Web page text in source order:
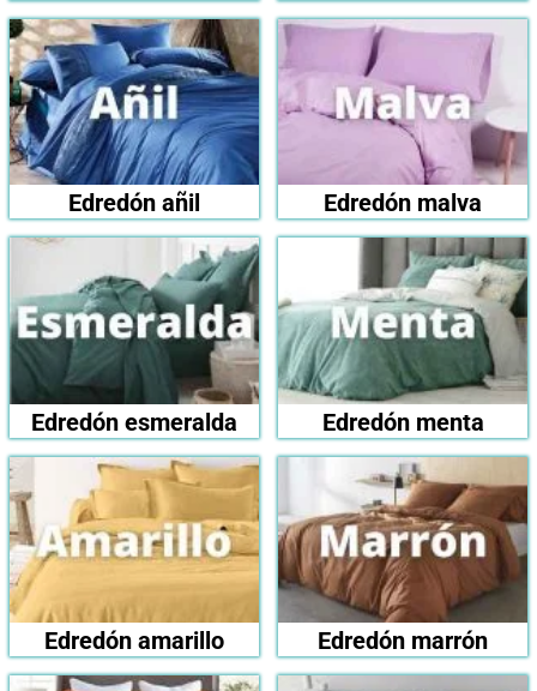
Edredón añil Edredón malva
Edredón esmeralda Edredón menta
Edredón amarillo Edredón marrón